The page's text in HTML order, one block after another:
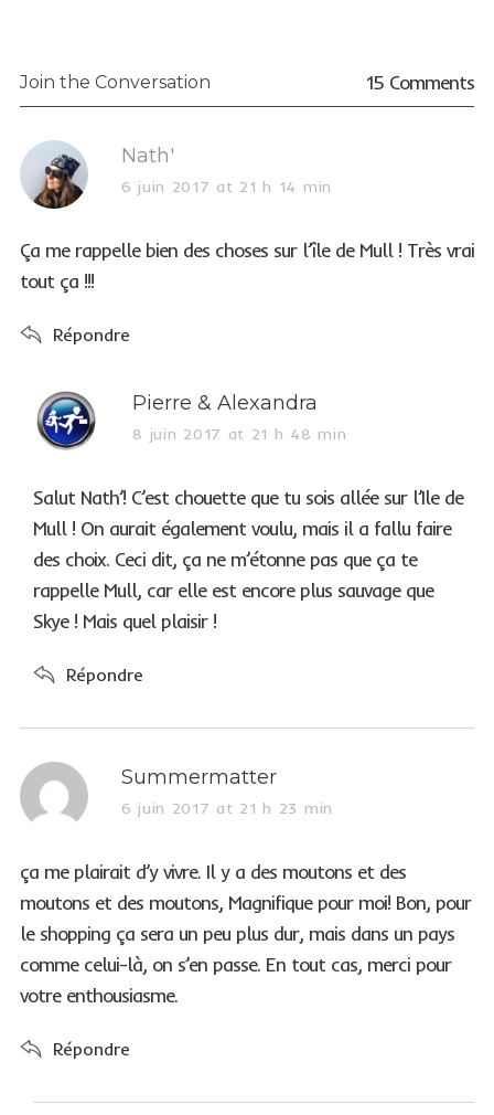
Join the Conversation 15 Comments
s
a
s
Nath'
6 juin 2017 at 21 h 14 min
Ça me rappelle bien des choses sur l’île de Mull ! Très vrai
tout ça !!!
Répondre
s
a
s
:
Pierre & Alexandra
8 juin 2017 at 21 h 48 min
Salut Nath’! C’est chouette que tu sois allée sur l’Ile de
Mull ! On aurait également voulu, mais il a fallu faire
des choix. Ceci dit, ça ne m’étonne pas que ça te
rappelle Mull, car elle est encore plus sauvage que
Skye ! Mais quel plaisir !
Répondre
s
a
s
:
Summermatter
6 juin 2017 at 21 h 23 min
ça me plairait d’y vivre. Il y a des moutons et des
moutons et des moutons, Magnifique pour moi! Bon, pour
le shopping ça sera un peu plus dur, mais dans un pays
comme celui-là, on s’en passe. En tout cas, merci pour
votre enthousiasme.
Répondre